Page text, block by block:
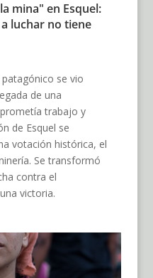
mina" en Esquel:
luchar no tiene
se vio
de una
trabajo y
de Esquel se
votación histórica, el
Se transformó
contra el
victoria.